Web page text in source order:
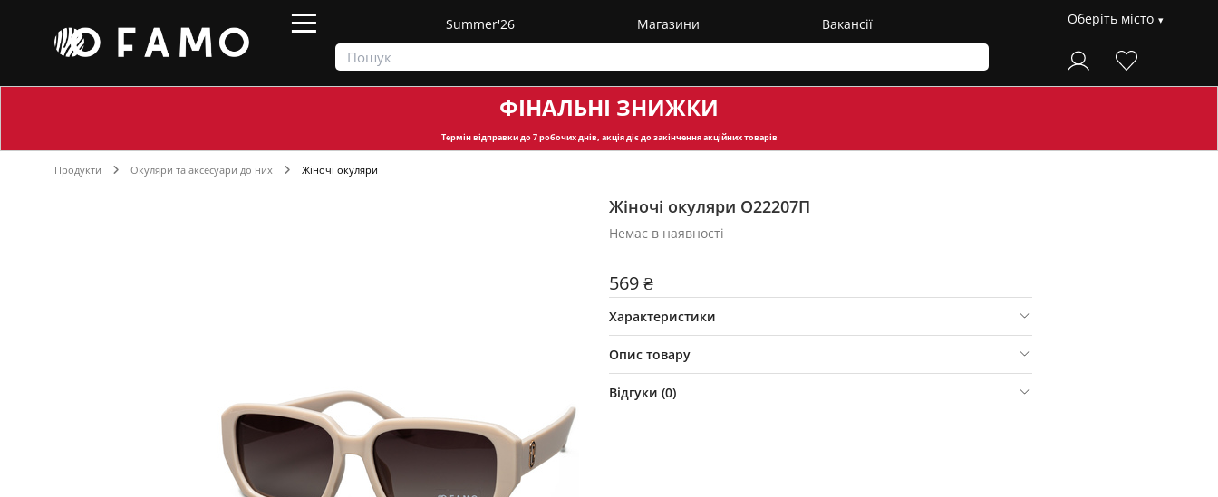
Summer'26 Магазини Вакансії Оберіть місто
ФІНАЛЬНІ ЗНИЖКИ
Термін відправкидо 7 робочих днів, акція діє до закінчення акційних товарів
Продукти Окуляри та аксесуари до них Жіночі окуляри
Жіночі окуляри O22207П
Немає в наявності
569 ₴
Характеристики
Опис товару
Відгуки (0)